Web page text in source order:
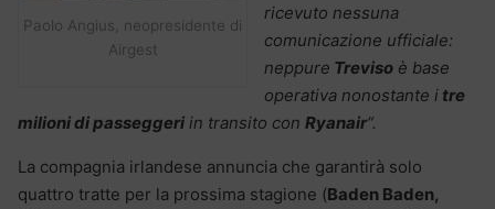
Paolo Angius, neopresidente di
Airgest
ricevuto nessuna
comunicazione ufficiale:
neppure Treviso è base
operativa nonostante i tre
milioni di passeggeri in transito con Ryanair“.
La compagnia irlandese annuncia che garantirà solo
quattro tratte per la prossima stagione (Baden Baden,